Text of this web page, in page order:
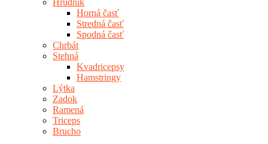
Hrudník
Horná časť
Stredná časť
Spodná časť
Chrbát
Stehná
Kvadricepsy
Hamstringy
Lýtka
Zadok
Ramená
Triceps
Brucho